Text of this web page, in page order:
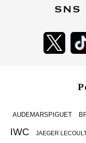
AUDEMARSPIGUET
IWC JAEGER